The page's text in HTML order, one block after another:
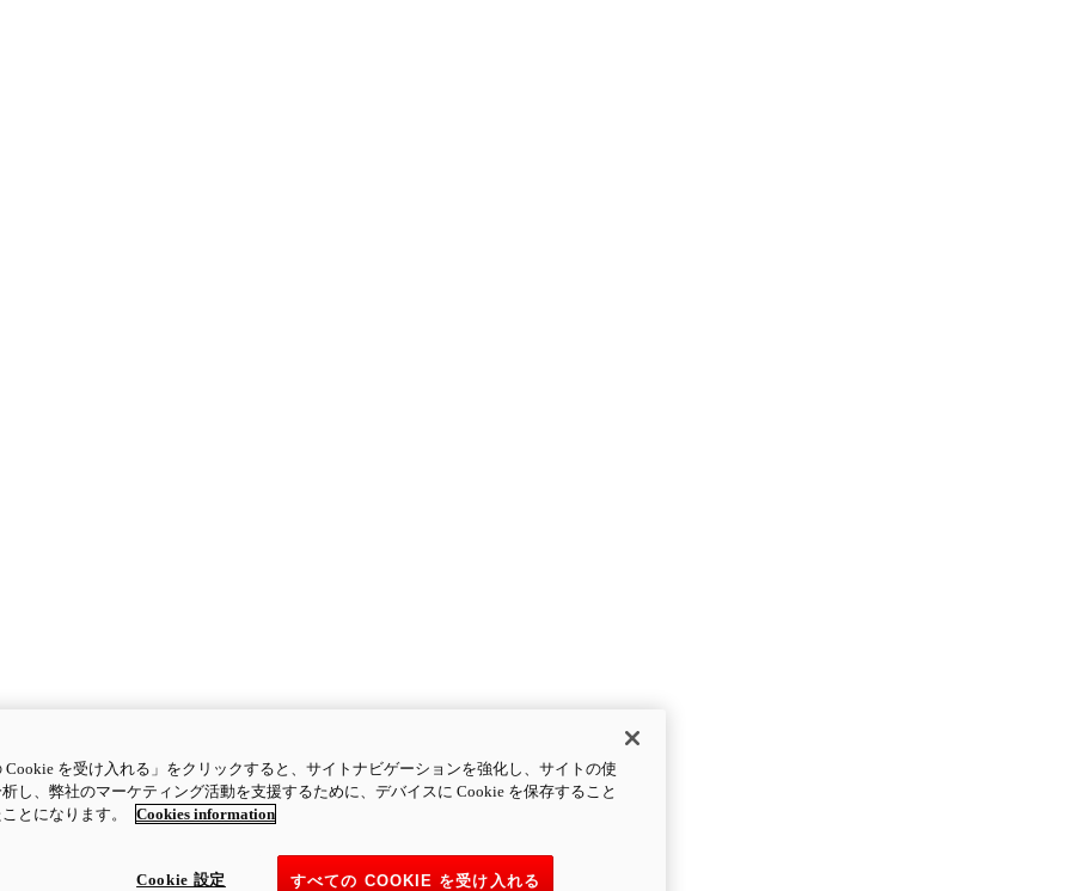
Cookie を受け入れる」をクリックすると、サイトナビゲーションを強化し、サイトの使
し、弊社のマーケティング活動を支援するために、デバイスに Cookie を保存すること
とになります。
Cookies information
すべての COOKIE を受け入れる
Cookie 設定